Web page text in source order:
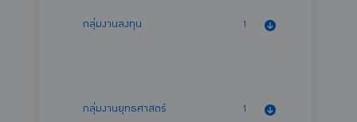
กลุ่มงานลงทุน
กลุ่มงานยุทธศาสตร์